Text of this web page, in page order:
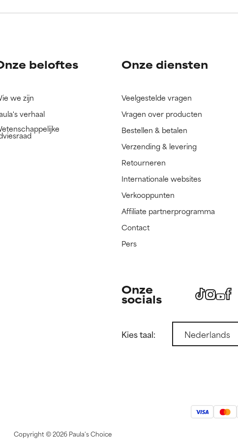
beoordeeld omdat we het onderzoek ernaar nog niet
beoordeeld omdat we het onderzoek ernaar nog niet
beloftes
we zijn
verhaal
Onze diensten
Veelgestelde vragen
Vragen over producten
Bestellen & betalen
Verzending & levering
Retourneren
Internationale websites
Verkooppunten
Affiliate partnerprogramma
Contact
Pers
Onze
socials
Kies taal:
Copyright ©2026 Paula's Choice